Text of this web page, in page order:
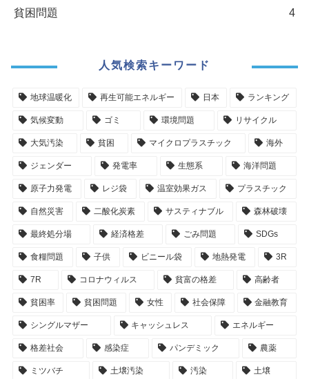
貧困問題 4
人気検索キーワード
地球温暖化 再生可能エネルギー 日本 ランキング
気候変動 ゴミ 環境問題 リサイクル
大気汚染 貧困 マイクロプラスチック 海外
ジェンダー 発電率 生態系 海洋問題
原子力発電 レジ袋 温室効果ガス プラスチック
自然災害 二酸化炭素 サスティナブル 森林破壊
最終処分場 経済格差 ごみ問題 SDGs
食糧問題 子供 ビニール袋 地熱発電 3R
7R コロナウィルス 貧富の格差 高齢者
貧困率 貧困問題 女性 社会保障 金融教育
シングルマザー キャッシュレス エネルギー
格差社会 感染症 パンデミック 農薬
ミツバチ 土壌汚染 汚染 土壌